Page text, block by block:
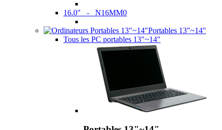
16.0" - N16MM0
Portables 13"~14"
Tous les PC portables 13"~14"